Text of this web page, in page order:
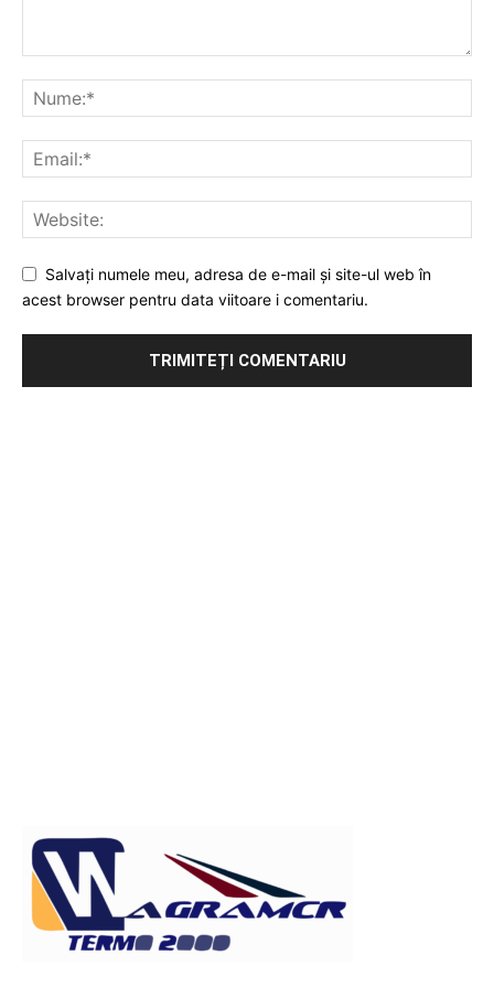
Salvați numele meu, adresa de e-mail și site-ul web în
acest browser pentru data viitoare i comentariu.